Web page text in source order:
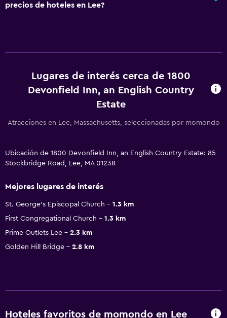
precios de hoteles en Lee?
Lugares de interés cerca de 1800
Devonfield Inn, an English Country
Estate
Atracciones en Lee, Massachusetts, seleccionadas por momondo
Ubicación de 1800 Devonfield Inn, an English Country Estate: 85
Stockbridge Road, Lee, MA 01238
Mejores lugares de interés
St. George's Episcopal Church
1.3 km
First Congregational Church
1.3 km
Prime Outlets Lee
2.3 km
Golden Hill Bridge
2.8 km
Hoteles favoritos de momondo en Lee